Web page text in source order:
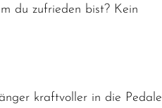
du zufrieden bist? Kein
kraftvoller in die Pedale